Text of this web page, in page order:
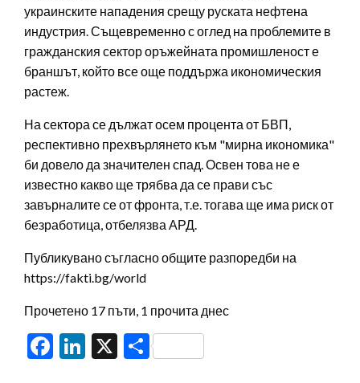
украинските нападения срещу руската нефтена
индустрия. Същевременно с оглед на проблемите в
гражданския сектор оръжейната промишленост е
браншът, който все още поддържа икономическия
растеж.
На сектора се дължат осем процента от БВП,
респективно прехвърлянето към "мирна икономика"
би довело да значителен спад. Освен това не е
известно какво ще трябва да се прави със
завърналите се от фронта, т.е. тогава ще има риск от
безработица, отбелязва АРД.
Публикувано съгласно общите разпоредби на
https://fakti.bg/world
Прочетено 17 пъти, 1 прочита днес
Facebook
LinkedIn
X Share